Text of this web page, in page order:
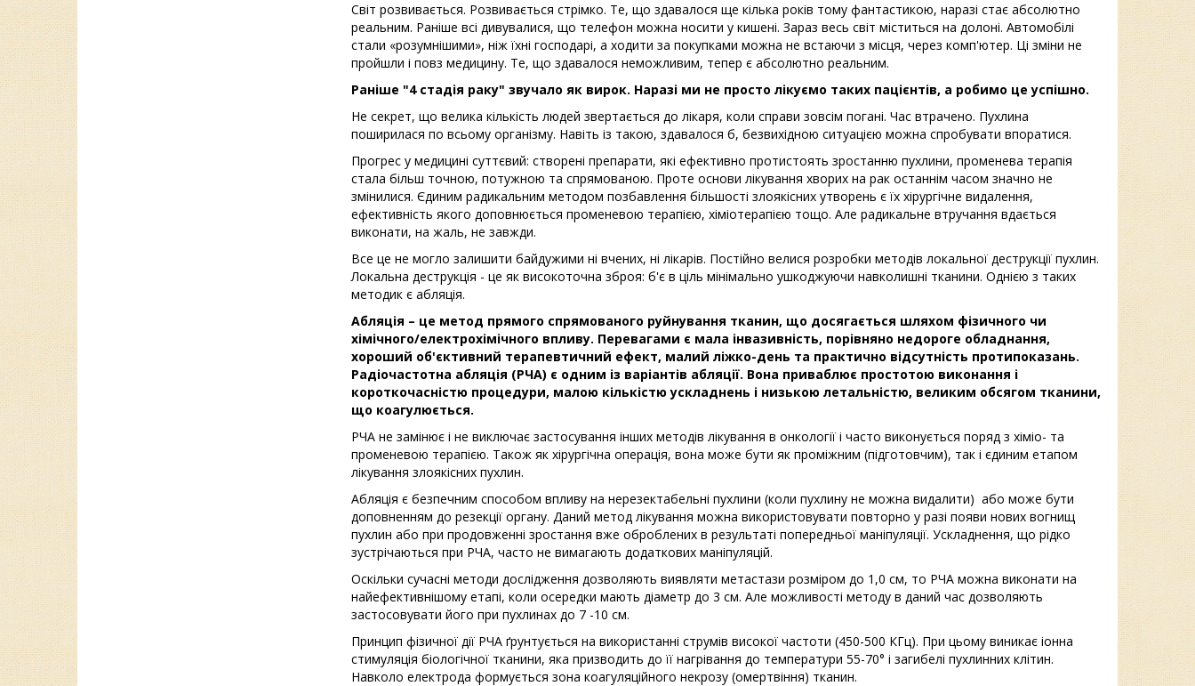
Світ розвивається. Розвивається стрімко. Те, що здавалося ще кілька років тому фантастикою, наразі стає абсолютно
реальним. Раніше всі дивувалися, що телефон можна носити у кишені. Зараз весь світ міститься на долоні. Автомобілі
стали «розумнішими», ніж їхні господарі, а ходити за покупками можна не встаючи з місця, через комп'ютер. Ці зміни не
пройшли і повз медицину. Те, що здавалося неможливим, тепер є абсолютно реальним.
Раніше "4 стадія раку" звучало як вирок. Наразі ми не просто лікуємо таких пацієнтів, а робимо це успішно.
Не секрет, що велика кількість людей звертається до лікаря, коли справи зовсім погані. Час втрачено. Пухлина
поширилася по всьому організму. Навіть із такою, здавалося б, безвихідною ситуацією можна спробувати впоратися.
Прогрес у медицині суттєвий: створені препарати, які ефективно протистоять зростанню пухлини, променева терапія
стала більш точною, потужною та спрямованою. Проте основи лікування хворих на рак останнім часом значно не
змінилися. Єдиним радикальним методом позбавлення більшості злоякісних утворень є їх хірургічне видалення,
ефективність якого доповнюється променевою терапією, хіміотерапією тощо. Але радикальне втручання вдається
виконати, на жаль, не завжди.
Все це не могло залишити байдужими ні вчених, ні лікарів. Постійно велися розробки методів локальної деструкції пухлин.
Локальна деструкція - це як високоточна зброя: б'є в ціль мінімально ушкоджуючи навколишні тканини. Однією з таких
методик є абляція.
Абляція – це метод прямого спрямованого руйнування тканин, що досягається шляхом фізичного чи
хімічного/електрохімічного впливу. Перевагами є мала інвазивність, порівняно недороге обладнання,
хороший об'єктивний терапевтичний ефект, малий ліжко-день та практично відсутність протипоказань.
Радіочастотна абляція (РЧА) є одним із варіантів абляції. Вона приваблює простотою виконання і
короткочасністю процедури, малою кількістю ускладнень і низькою летальністю, великим обсягом тканини,
що коагулюється.
РЧА не замінює і не виключає застосування інших методів лікування в онкології і часто виконується поряд з хіміо- та
променевою терапією. Також як хірургічна операція, вона може бути як проміжним (підготовчим), так і єдиним етапом
лікування злоякісних пухлин.
Абляція є безпечним способом впливу на нерезектабельні пухлини (коли пухлину не можна видалити) або може бути
доповненням до резекції органу. Даний метод лікування можна використовувати повторно у разі появи нових вогнищ
пухлин або при продовженні зростання вже оброблених в результаті попередньої маніпуляції. Ускладнення, що рідко
зустрічаються при РЧА, часто не вимагають додаткових маніпуляцій.
Оскільки сучасні методи дослідження дозволяють виявляти метастази розміром до 1,0 см, то РЧА можна виконати на
найефективнішому етапі, коли осередки мають діаметр до 3 см. Але можливості методу в даний час дозволяють
застосовувати його при пухлинах до 7 -10 см.
Принцип фізичної дії РЧА ґрунтується на використанні струмів високої частоти (450-500 КГц). При цьому виникає іонна
стимуляція біологічної тканини, яка призводить до її нагрівання до температури 55-70° і загибелі пухлинних клітин.
Навколо електрода формується зона коагуляційного некрозу (омертвіння) тканин.